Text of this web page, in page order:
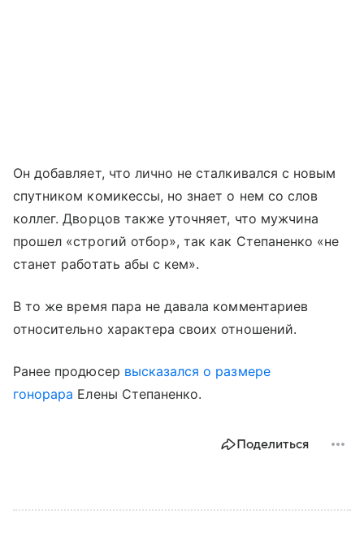
Он добавляет, что лично не сталкивался с новым
спутником комикессы, но знает о нем со слов
коллег. Дворцов также уточняет, что мужчина
прошел «строгий отбор», так как Степаненко «не
станет работать абы с кем».
В то же время пара не давала комментариев
относительно характера своих отношений.
Ранее продюсер высказался о размере
гонорара Елены Степаненко.
Поделиться